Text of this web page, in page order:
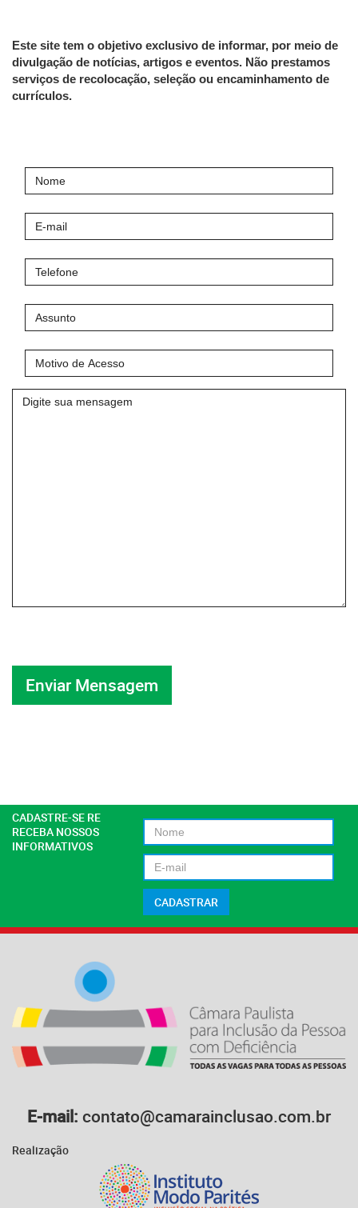
Este site tem o objetivo exclusivo de informar, por meio de
divulgação de notícias, artigos e eventos. Não prestamos
serviços de recolocação, seleção ou encaminhamento de
currículos.
mail
de
Acesso
Mensagem
CADASTRE-SE RE
RECEBA NOSSOS
INFORMATIVOS
E-mail: contato@camarainclusao.com.br
Realização